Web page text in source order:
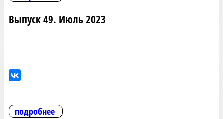
Выпуск 49. Июль 2023
подробнее